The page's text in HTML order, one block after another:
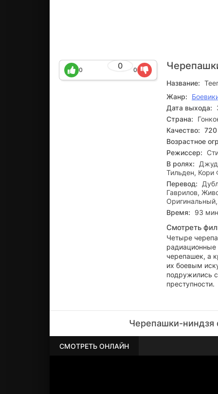
0
0 0
Название:
Жанр:
Дата выхода:
Страна:
Качество:
Возрастное
Режиссер:
В ролях:
Тильден,
Перевод:
Гаврилов,
Время:
93
Смотреть
Четыре
радиационные
черепашек, а
их боевым
подружились
преступности.
Черепашки-ниндзя
СМОТРЕТЬ ОНЛАЙН